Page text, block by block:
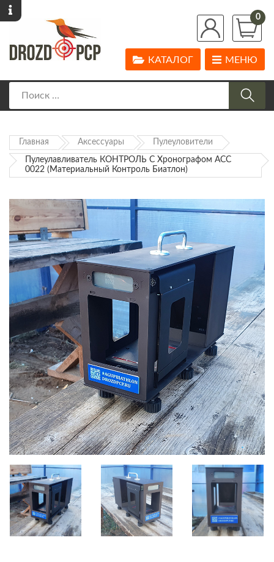
0
МЕНЮ
КАТАЛОГ
Главная Аксессуары Пулеуловители
Пулеулавливатель КОНТРОЛЬ С Хронографом АСС
0022 (материальный Контроль Биатлон)